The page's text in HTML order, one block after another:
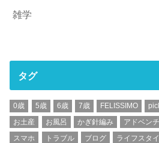
雑学
タグ
0歳 5歳 6歳 7歳 FELISSIMO
お土産
お風呂 かぎ針編み アドベン
スマホ
トラブル ブログ ライフスタ